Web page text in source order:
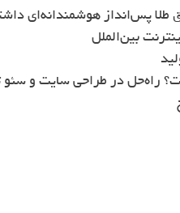
پس‌انداز هوشمندانه‌ای
بین‌الملل
راه‌حل در طراحی سایت و